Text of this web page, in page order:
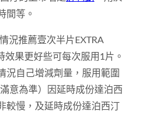
間等。
況推薦壹次半片EXTRA
效果更好些可每次服用1片。
況自己增減劑量，服用範圍
意為準）因延時成份達泊西
較慢，及延時成份達泊西汀